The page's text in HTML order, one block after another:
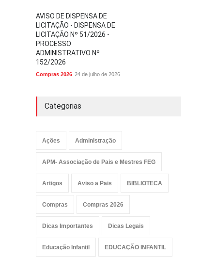
AVISO DE DISPENSA DE
LICITAÇÃO - DISPENSA DE
LICITAÇÃO Nº 51/2026 -
PROCESSO
ADMINISTRATIVO Nº
152/2026
Compras 2026 24 de julho de 2026
Categorias
Ações Administração
APM- Associação de Pais e Mestres FEG
Artigos Aviso a Pais BIBLIOTECA
Compras Compras 2026
Dicas Importantes Dicas Legais
Educação Infantil EDUCAÇÃO INFANTIL